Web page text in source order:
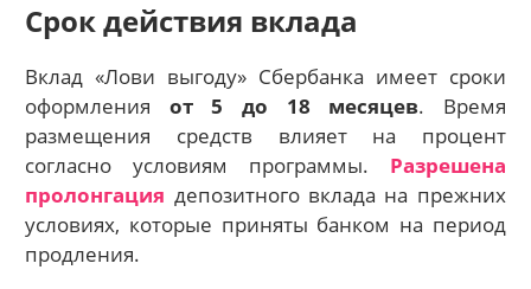
Срок действия вклада
Вклад «Лови выгоду» Сбербанка имеет сроки
оформления от 5 до 18 месяцев. Время
размещения средств влияет на процент
согласно условиям программы. Разрешена
пролонгация депозитного вклада на прежних
условиях, которые приняты банком на период
продления.